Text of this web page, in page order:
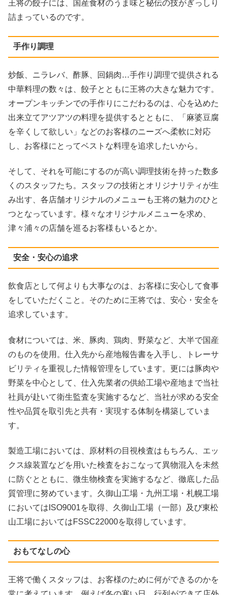
王将の餃子には、国産食材のうま味と秘伝の技がぎっしり
詰まっているのです。
手作り調理
炒飯、ニラレバ、酢豚、回鍋肉…手作り調理で提供される
中華料理の数々は、餃子とともに王将の大きな魅力です。
オープンキッチンでの手作りにこだわるのは、心を込めた
出来立てアツアツの料理を提供するとともに、「麻婆豆腐
を辛くして欲しい」などのお客様のニーズへ柔軟に対応
し、お客様にとってベストな料理を追求したいから。
そして、それを可能にするのが高い調理技術を持った数多
くのスタッフたち。スタッフの技術とオリジナリティが生
み出す、各店舗オリジナルのメニューも王将の魅力のひと
つとなっています。様々なオリジナルメニューを求め、
津々浦々の店舗を巡るお客様もいるとか。
安全・安心の追求
飲食店として何よりも大事なのは、お客様に安心して食事
をしていただくこと。そのために王将では、安心・安全を
追求しています。
食材については、米、豚肉、鶏肉、野菜など、大半で国産
のものを使用。仕入先から産地報告書を入手し、トレーサ
ビリティを重視した情報管理をしています。更には豚肉や
野菜を中心として、仕入先業者の供給工場や産地まで当社
社員が赴いて衛生監査を実施するなど、当社が求める安全
性や品質を取引先と共有・実現する体制を構築していま
す。
製造工場においては、原材料の目視検査はもちろん、エッ
クス線装置などを用いた検査をおこなって異物混入を未然
に防ぐとともに、微生物検査を実施するなど、徹底した品
質管理に努めています。久御山工場・九州工場・札幌工場
においてはISO9001を取得、久御山工場（一部）及び東松
山工場においてはFSSC22000を取得しています。
おもてなしの心
王将で働くスタッフは、お客様のために何ができるのかを